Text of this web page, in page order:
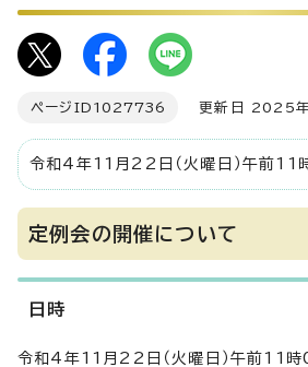
ページID 1027736 更新日 2025年
令和4年11月22日（火曜日）午前11
定例会の開催について
日時
令和4年11月22日（火曜日）午前11